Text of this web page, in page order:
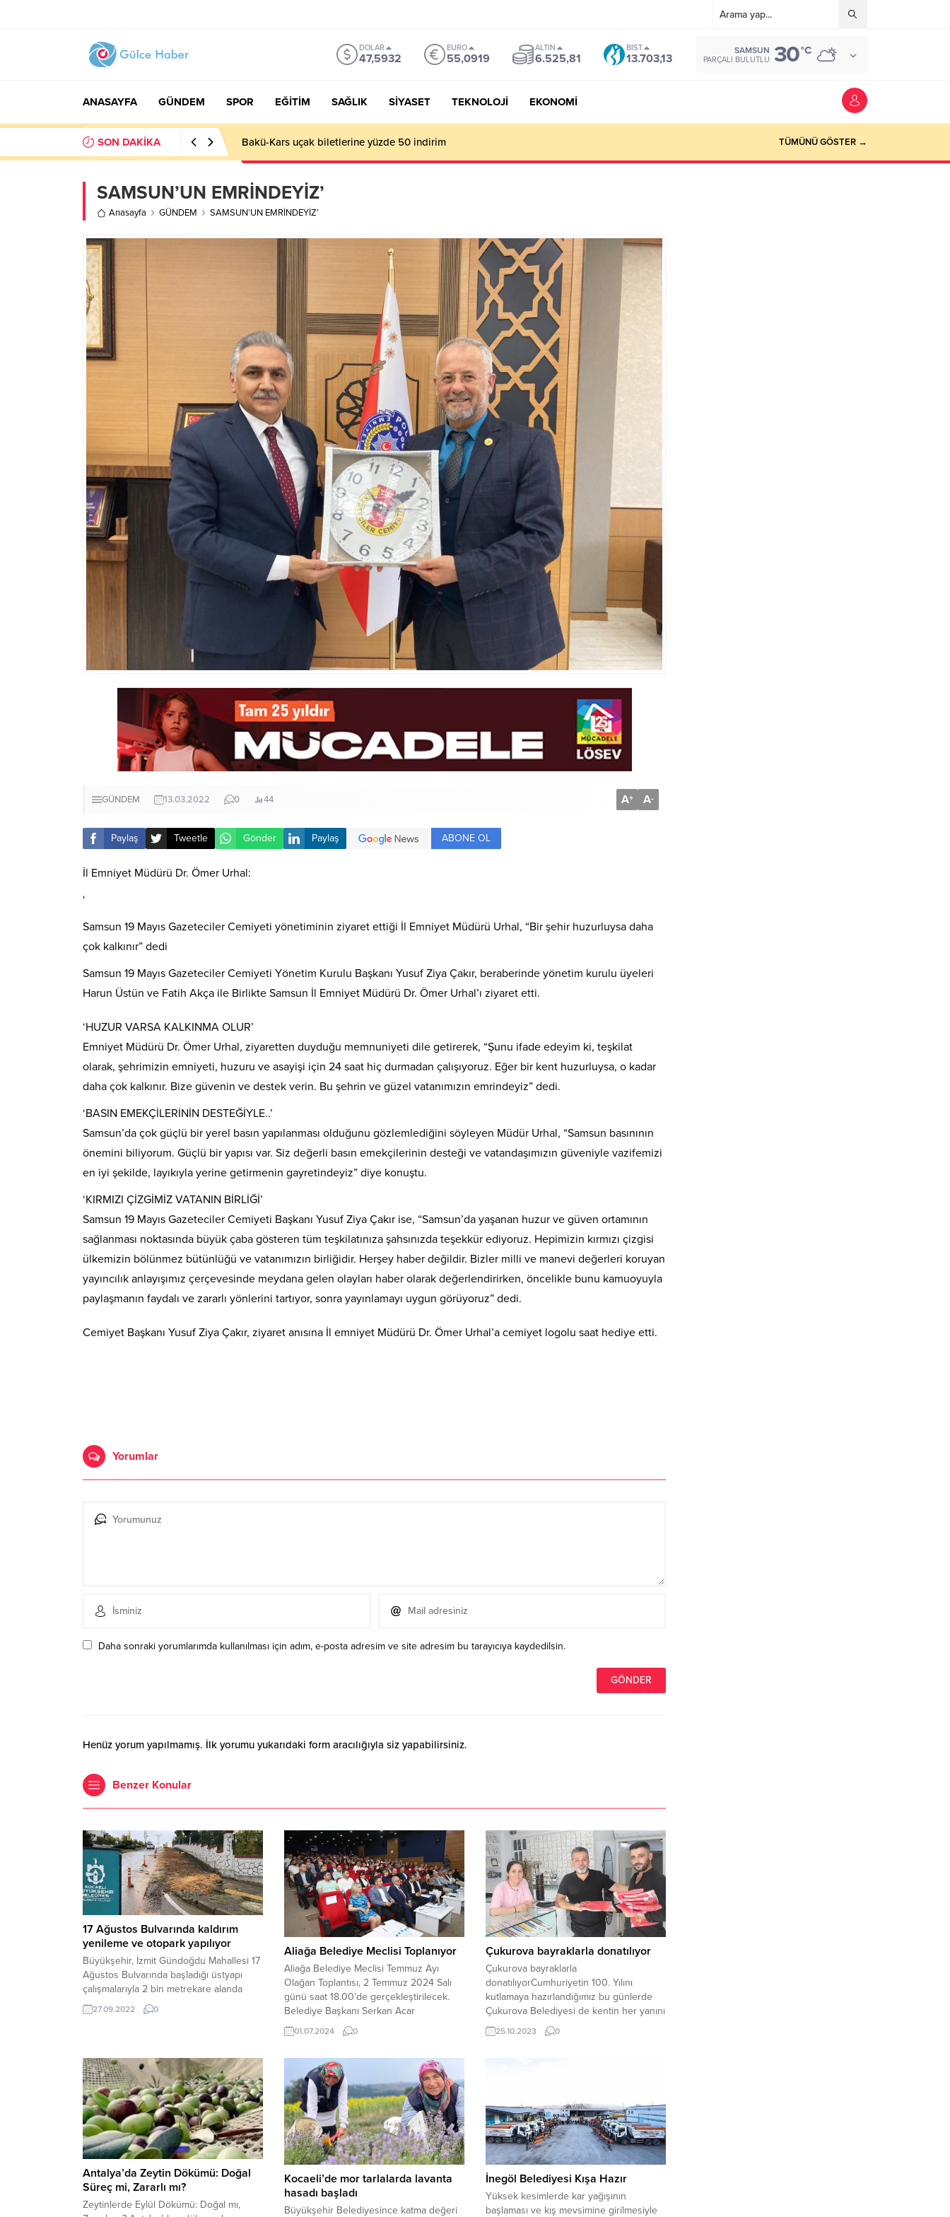
DOLAR
47,5932
EURO
55,0919
ALTIN
6.525,81
BIST
13.703,13
SAMSUN
PARÇALI BULUTLU 30°C
ANASAYFA GÜNDEM SPOR EĞİTİM SAĞLIK SİYASET TEKNOLOJİ EKONOMİ
SON DAKİKA Basın İlan Kurumu Genel Müdürü Çay, Bursa’da gazetecilerle buluştu TÜMÜNÜ GÖSTER →
SAMSUN’UN EMRİNDEYİZ’
Anasayfa GÜNDEM SAMSUN’UN EMRİNDEYİZ’
GÜNDEM 13.03.2022 0 44 A+ A-
Paylaş Tweetle Gönder Paylaş ABONE OL
İl Emniyet Müdürü Dr. Ömer Urhal:
‘
Samsun 19 Mayıs Gazeteciler Cemiyeti yönetiminin ziyaret ettiği İl Emniyet Müdürü Urhal, “Bir şehir huzurluysa daha
çok kalkınır” dedi
Samsun 19 Mayıs Gazeteciler Cemiyeti Yönetim Kurulu Başkanı Yusuf Ziya Çakır, beraberinde yönetim kurulu üyeleri
Harun Üstün ve Fatih Akça ile Birlikte Samsun İl Emniyet Müdürü Dr. Ömer Urhal’ı ziyaret etti.
‘HUZUR VARSA KALKINMA OLUR’
Emniyet Müdürü Dr. Ömer Urhal, ziyaretten duyduğu memnuniyeti dile getirerek, “Şunu ifade edeyim ki, teşkilat
olarak, şehrimizin emniyeti, huzuru ve asayişi için 24 saat hiç durmadan çalışıyoruz. Eğer bir kent huzurluysa, o kadar
daha çok kalkınır. Bize güvenin ve destek verin. Bu şehrin ve güzel vatanımızın emrindeyiz” dedi.
‘BASIN EMEKÇİLERİNİN DESTEĞİYLE..’
Samsun’da çok güçlü bir yerel basın yapılanması olduğunu gözlemlediğini söyleyen Müdür Urhal, “Samsun basınının
önemini biliyorum. Güçlü bir yapısı var. Siz değerli basın emekçilerinin desteği ve vatandaşımızın güveniyle vazifemizi
en iyi şekilde, layıkıyla yerine getirmenin gayretindeyiz” diye konuştu.
‘KIRMIZI ÇİZGİMİZ VATANIN BİRLİĞİ’
Samsun 19 Mayıs Gazeteciler Cemiyeti Başkanı Yusuf Ziya Çakır ise, “Samsun’da yaşanan huzur ve güven ortamının
sağlanması noktasında büyük çaba gösteren tüm teşkilatınıza şahsınızda teşekkür ediyoruz. Hepimizin kırmızı çizgisi
ülkemizin bölünmez bütünlüğü ve vatanımızın birliğidir. Herşey haber değildir. Bizler milli ve manevi değerleri koruyan
yayıncılık anlayışımız çerçevesinde meydana gelen olayları haber olarak değerlendirirken, öncelikle bunu kamuoyuyla
paylaşmanın faydalı ve zararlı yönlerini tartıyor, sonra yayınlamayı uygun görüyoruz” dedi.
Cemiyet Başkanı Yusuf Ziya Çakır, ziyaret anısına İl emniyet Müdürü Dr. Ömer Urhal’a cemiyet logolu saat hediye etti.
Yorumlar
Daha sonraki yorumlarımda kullanılması için adım, e-posta adresim ve site adresim bu tarayıcıya kaydedilsin.
Henüz yorum yapılmamış. İlk yorumu yukarıdaki form aracılığıyla siz yapabilirsiniz.
Benzer Konular
17 Ağustos Bulvarında kaldırım
yenileme ve otopark yapılıyor
Büyükşehir, İzmit Gündoğdu Mahallesi 17
Ağustos Bulvarında başladığı üstyapı
çalışmalarıyla 2 bin metrekare alanda
otopark ve yeşil alan yapılıyor Kocaeli
Büyükşehir Belediyesi, İzmit 17 Ağustos
kaldırımlar sökülmeye başlandı. 4 bin
metrekare beton kaldırım yapılacak 17
Ağustos bulvarında, kaldırım kenarına 2
bin...
27.09.2022 0
Aliağa Belediye Meclisi Toplanıyor
Aliağa Belediye Meclisi Temmuz Ayı
Olağan Toplantısı, 2 Temmuz 2024 Salı
günü saat 18.00’de gerçekleştirilecek.
Belediye Başkanı Serkan Acar
yönetiminde yapılacak toplantının
gündeminde 3 madde yer alıyor.
01.07.2024 0
Çukurova bayraklarla donatılıyor
Çukurova bayraklarla
donatılıyorCumhuriyetin 100. Yılını
kutlamaya hazırlandığımız bu günlerde
Çukurova Belediyesi de kentin her yanını
bayraklarla donatmak için kolları sıvadı.
Bayraksız hiçbir ev ve işyeri kalmaması
29 Ekim Cumhuriyet Bayramında kentin
kırmızı...
25.10.2023 0
Antalya’da Zeytin Dökümü: Doğal
Süreç mi, Zararlı mı?
Zeytinlerde Eylül Dökümü: Doğal mı,
Kocaeli’de mor tarlalarda lavanta
hasadı başladı
Büyükşehir Belediyesince katma değeri
İnegöl Belediyesi Kışa Hazır
Yüksek kesimlerde kar yağışının
başlaması ve kış mevsimine girilmesiyle